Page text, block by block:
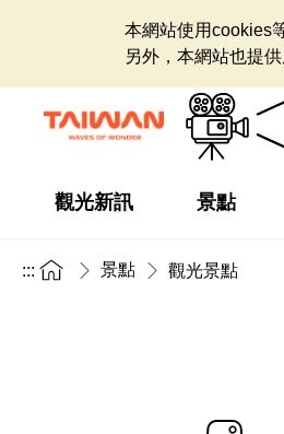
本網站使用cookies
另外，本網站也提
觀光新訊 景點
::: 景點 觀光景點